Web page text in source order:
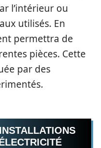
l’intérieur ou
utilisés. En
permettra de
pièces. Cette
par des